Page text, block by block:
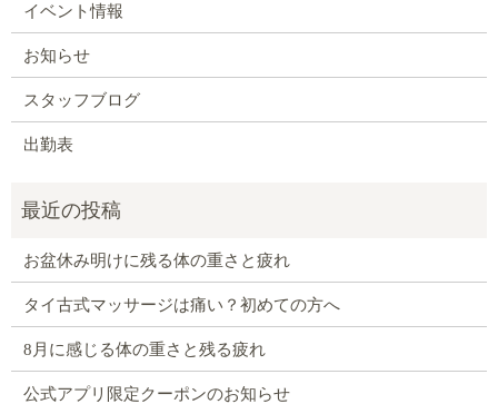
イベント情報
お知らせ
スタッフブログ
出勤表
お盆休み明けに残る体の重さと疲れ
タイ古式マッサージは痛い？初めての方へ
8月に感じる体の重さと残る疲れ
公式アプリ限定クーポンのお知らせ